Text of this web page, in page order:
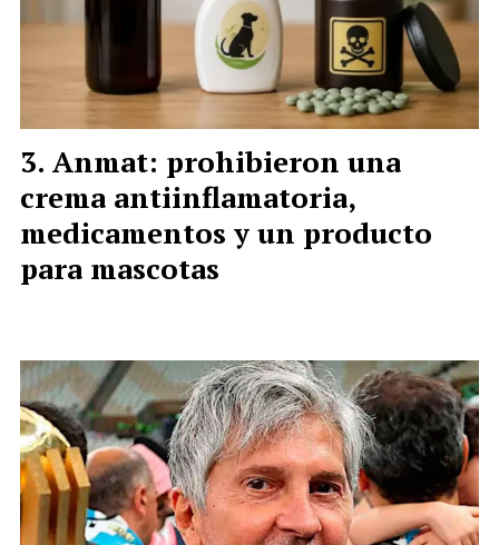
Anmat: prohibieron una
crema antiinflamatoria,
medicamentos y un producto
para mascotas